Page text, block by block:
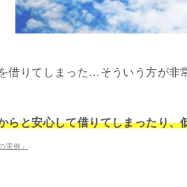
借りてしまった…そういう方が非
らと安心して借りてしまったり
実例」